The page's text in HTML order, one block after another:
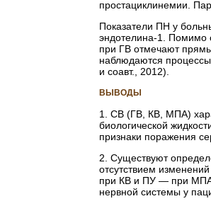
простациклинемии.
Показатели ПН у
эндотелина-1. Помимо
при ГВ отмечают
наблюдаются процессы
и соавт., 2012).
ВЫВОДЫ
1. СВ (ГВ, КВ, МПА)
биологической
признаки поражения
2. Существуют
отсутствием
при КВ и ПУ — при МПА,
нервной системы у